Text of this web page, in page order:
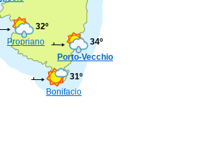
Porto-Vecchio
34º
Propriano
32º
Bonifacio
31º